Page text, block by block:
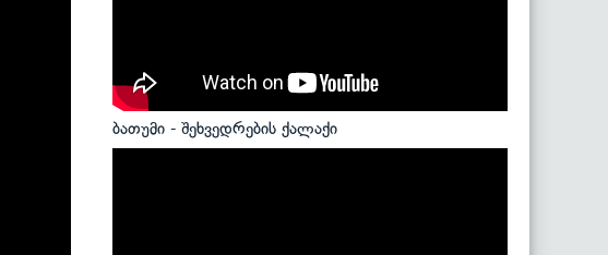
ბათუმი - შეხვედრების ქალაქი